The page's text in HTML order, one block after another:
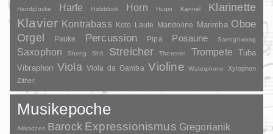
Handglocke
Harfe Holzblock Horn Huqin Kannel Klarinette
Klavier Kontrabass Koto Laute Mandoline Marimba Oboe
Orgel Pauke Percussion Pipa Posaune Saenghwang
Saxophon Sheng Shō Streicher Theremin Trompete
Tuba
Vibraphon Viola Viola da Gamba Violine Waterphone
Xylophon
Zither
Musikepoche
Akkadzeit Barock Expressionismus Gregorianik